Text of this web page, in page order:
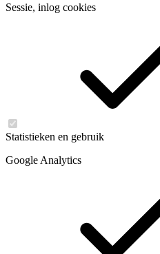
Sessie, inlog cookies
Statistieken en gebruik
Google Analytics